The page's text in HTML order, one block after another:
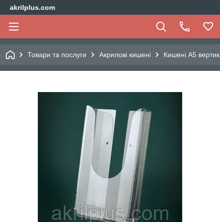
akrilplus.com
Товари та послуги Акрилові кишені Кишені А5